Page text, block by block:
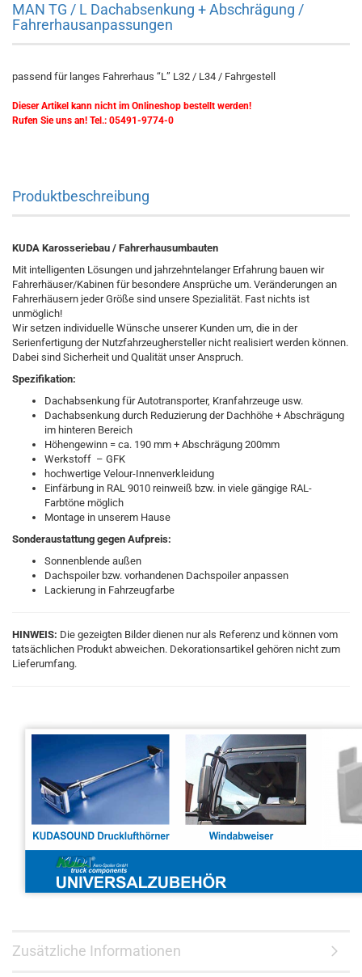
MAN TG / L Dachabsenkung + Abschrägung /
Fahrerhausanpassungen
passend für langes Fahrerhaus “L” L32 / L34 / Fahrgestell
Dieser Artikel kann nicht im Onlineshop bestellt werden!
Rufen Sie uns an! Tel.: 05491-9774-0​
Produktbeschreibung
KUDA Karosseriebau / Fahrerhausumbauten
Mit intelligenten Lösungen und jahrzehntelanger Erfahrung bauen wir
Fahrerhäuser/Kabinen für besondere Ansprüche um. Veränderungen an
Fahrerhäusern jeder Größe sind unsere Spezialität. Fast nichts ist
unmöglich!
Wir setzen individuelle Wünsche unserer Kunden um, die in der
Serienfertigung der Nutzfahrzeughersteller nicht realisiert werden können.
Dabei sind Sicherheit und Qualität unser Anspruch.
Spezifikation:
Dachabsenkung für Autotransporter, Kranfahrzeuge usw.
Dachabsenkung durch Reduzierung der Dachhöhe + Abschrägung
im hinteren Bereich
Höhengewinn = ca. 190 mm + Abschrägung 200mm
Werkstoff – GFK
hochwertige Velour-Innenverkleidung
Einfärbung in RAL 9010 reinweiß bzw. in viele gängige RAL-
Farbtöne möglich
Montage in unserem Hause
Sonderaustattung gegen Aufpreis:
Sonnenblende außen
Dachspoiler bzw. vorhandenen Dachspoiler anpassen
Lackierung in Fahrzeugfarbe
HINWEIS: Die gezeigten Bilder dienen nur als Referenz und können vom
tatsächlichen Produkt abweichen. Dekorationsartikel gehören nicht zum
Lieferumfang.
Zusätzliche Informationen